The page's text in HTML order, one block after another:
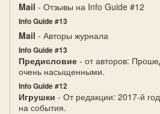
Mail - Отзывы на Info Guide #12
Info Guide #13
Mail - Авторы журнала
Info Guide #13
Предисловие - от авторов:
очень насыщенными.
Info Guide #12
Игрушки - От редакции: 2017-й
на события.